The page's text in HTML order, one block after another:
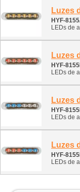
Luzes
HYF-
LEDs de alto
Luzes
HYF-
LEDs de alto
Luzes
HYF-
LEDs de alto
Luzes
HYF-
LEDs de alto